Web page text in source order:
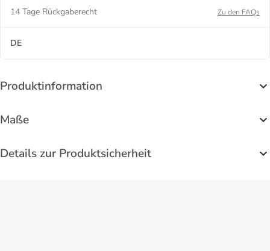
14 Tage Rückgaberecht
Zu den FAQs
DE
Produktinformation
Maße
Details zur Produktsicherheit